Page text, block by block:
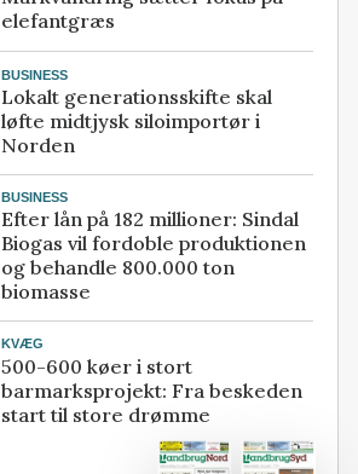
elefantgræs
BUSINESS
Lokalt generationsskifte skal
løfte midtjysk siloimportør i
Norden
BUSINESS
Efter lån på 182 millioner: Sindal
Biogas vil fordoble produktionen
og behandle 800.000 ton
biomasse
KVÆG
500-600 køer i stort
barmarksprojekt: Fra beskeden
start til store drømme